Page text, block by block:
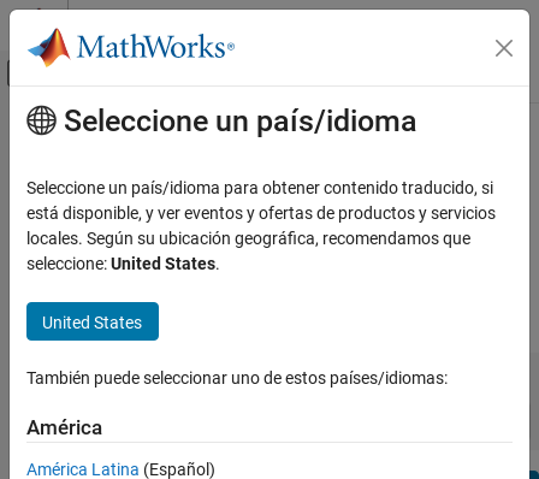
Saltar al contenido
Mostrar/ocultar menú de navegación
Ver por: Categoría
Using MATLAB
MATLAB
Using Simulink
Simulink
Physical Modeling
Contenido principal
Reinforcement Learning Toolbox
Release Notes
Bug Reports | Bug Fixes expand all in page
| Release Range:
Starting Release
toEnding ReleaseIncompatibilities
Highlights
Seleccione un país/idioma
Seleccione un país/idioma para obtener contenido traducido, si
está disponible, y ver eventos y ofertas de productos y servicios
locales. Según su ubicación geográfica, recomendamos que
seleccione:United States.
United States
También puede seleccionar uno de estos países/idiomas:
América
América Latina (Español)